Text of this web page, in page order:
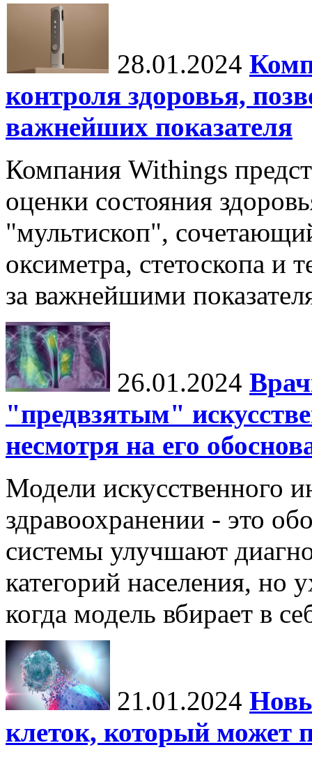
28.01.2024
контроля здоровья,
важнейших показателя
Компания Withings
оценки состояния
"мультископ",
оксиметра, стетоскопа и
за важнейшими
26.01.2024
"предвзятым"
несмотря на его
Модели искусственного
здравоохранении - это
системы улучшают
категорий населения, но
когда модель вбирает в
21.01.2024
клеток, который может